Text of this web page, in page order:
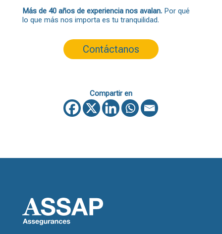
Más de 40 años de experiencia nos avalan. Por qué
lo que más nos importa es tu tranquilidad.
Contáctanos
Compartir en